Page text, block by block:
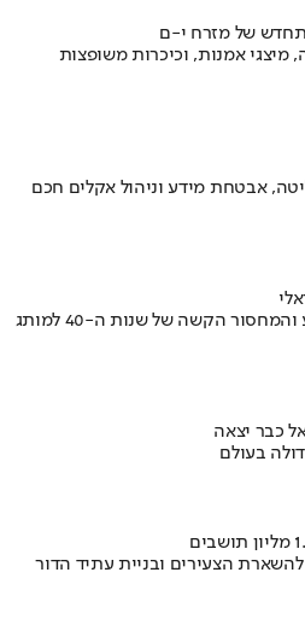
של מזרח י-ם
אמנות, וכיכרות משופצות
אבטחת מידע וניהול אקלים חכם
איך אסם הפכה את תקופת הצנע והמחסור הקשה של שנות ה-40 למותג
כבר יצאה
בעולם
הצעירים ובניית עתיד הדור